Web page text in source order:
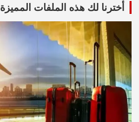
أخترنا لك هذه الملفات المميزة